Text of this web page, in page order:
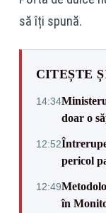
să îți spună.
CITEȘTE
14:34
doar o
12:52
pericol
12:49
în